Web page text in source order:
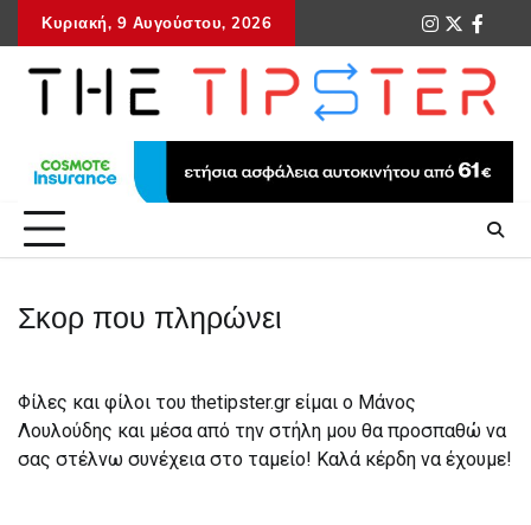
to
content
Κυριακή, 9 Αυγούστου, 2026
instagram
twitter
Σκορ που πληρώνει
Φίλες και φίλοι του thetipster.gr είμαι ο Μάνος
Λουλούδης και μέσα από την στήλη μου θα προσπαθώ να
σας στέλνω συνέχεια στο ταμείο! Καλά κέρδη να έχουμε!